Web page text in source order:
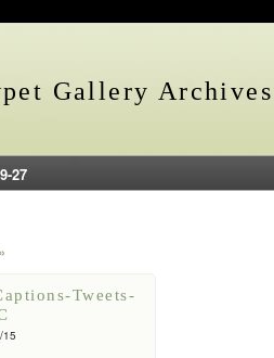
Gallery Archives
27
Tweets-
15